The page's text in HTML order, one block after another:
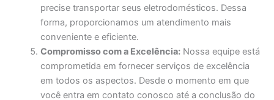
precise transportar seus eletrodomésticos. Dessa
forma, proporcionamos um atendimento mais
conveniente e eficiente.
Compromisso com a Excelência: Nossa equipe está
comprometida em fornecer serviços de excelência
em todos os aspectos. Desde o momento em que
você entra em contato conosco até a conclusão do